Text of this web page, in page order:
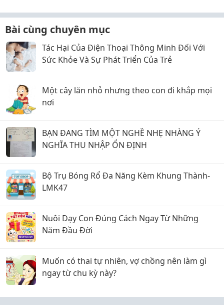
Bài cùng chuyên mục
Tác Hại Của Điện Thoại Thông Minh Đối Với
Sức Khỏe Và Sự Phát Triển Của Trẻ
Một cây lăn nhỏ nhưng theo con đi khắp mọi
nơi
BẠN ĐANG TÌM MỘT NGHỀ NHẸ NHÀNG Ý
NGHĨA THU NHẬP ỔN ĐỊNH
Bộ Trụ Bóng Rổ Đa Năng Kèm Khung Thành-
LMK47
Nuôi Dạy Con Đúng Cách Ngay Từ Những
Năm Đầu Đời
Muốn có thai tự nhiên, vợ chồng nên làm gì
ngay từ chu kỳ này?